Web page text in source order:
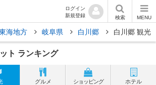
ログイン
新規登録
検索 MENU
海地方 岐阜県 白川郷 白川郷 観光
ト ランキング
グルメ ショッピング ホテル